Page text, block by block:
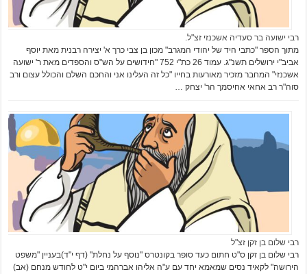
רבי ישועה בר סעדיה אשכנזי זצ"ל.
מתוך הספר "כתבי היד של יהודי המגרב" מכון בן צבי כרך א' יצירה רבנית מאת יוסף
אביב"י ירושלים תשנ"ג. עמוד 26 כת"י 752 "חידושים על הש"ס והספדים מאת ר' ישועה
אשכנזי" המחבר מזכיר מאורעות בחייו "כל זה העלינו אני והחכם השלם והכולל עצום ורב
סוה"ר רב אחאי אחיסמך הר' יצחק …
רבי שלום בן זקן זצ"ל
רבי שלום בן זקן ס"ט חתום כעד סופר בקונטרס "נוסף על נחלת" (דף י"ד)בעניין "משפט
הירושה" לקאיד נסים שמאמא יחד עם ע"ה אליהו אברהמי ביום י"ט לחודש מנחם (אב)